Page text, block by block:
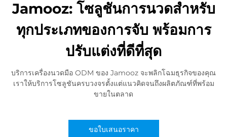
Jamooz: โซลูชันการนวดสำหรับ
ทุกประเภทของการจับ พร้อมการ
ปรับแต่งที่ดีที่สุด
บริการเครื่องนวดมือ ODM ของ Jamooz จะพลิกโฉมธุรกิจของคุณ
เราให้บริการโซลูชันครบวงจรตั้งแต่แนวคิดจนถึงผลิตภัณฑ์ที่พร้อม
ขายในตลาด
ขอใบเสนอราคา